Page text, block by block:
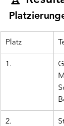
Platz
1.
2.